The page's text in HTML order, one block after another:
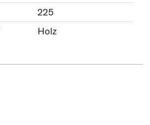
225
Holz